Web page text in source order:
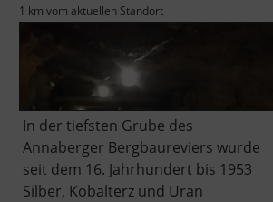
1 km vom aktuellen Standort
In der tiefsten Grube des
Annaberger Bergbaureviers wurde
seit dem 16. Jahrhundert bis 1953
Silber, Kobalterz und Uran